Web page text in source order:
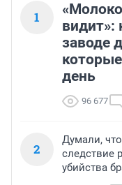
1
видит»:
заводе
день
96 677
2
Думали,
следствие
убийства